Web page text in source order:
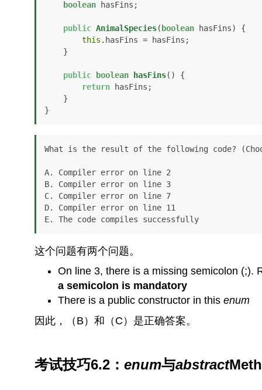
boolean hasFins;
public AnimalSpecies( boolean hasFins)
{
this .hasFins = hasFins;
public boolean hasFins()
{
return hasFins;
}
What is the result of the following code?
A. Compiler error on line 2
B. Compiler error on line 3
C. Compiler error on line 7
D. Compiler error on line 11
E. The code compiles successfully
这个问题有两个问题。
On line 3, there is a missing semicolon (;).
a semicolon is mandatory
There is a public constructor in this enum
因此，（B）和（C）是正确答案。
考试技巧6.2： enum与abstract